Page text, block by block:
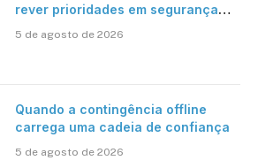
rever prioridades em segurança
desafios impostos pela Inteligência
5 de agosto de 2026
Quando a contingência offline
carrega uma cadeia de confiança
5 de agosto de 2026